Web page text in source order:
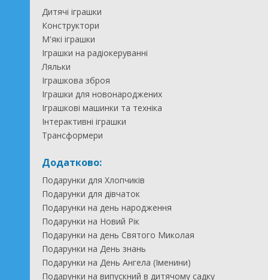
Дитячі іграшки
Конструктори
М'які іграшки
Іграшки на радіокеруванні
Ляльки
Іграшкова зброя
Іграшки для новонароджених
Іграшкові машинки та техніка
Інтерактивні іграшки
Трансформери
Додатково:
Подарунки для Хлопчиків
Подарунки для дівчаток
Подарунки на день народження
Подарунки на Новий Рік
Подарунки на день Святого Миколая
Подарунки на День знань
Подарунки на День Ангела (Іменини)
Подарунки на випускний в дитячому садку